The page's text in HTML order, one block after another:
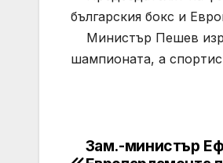
българския бокс и
Министър Пешев
шампионата, а
Post
Зам.-министър